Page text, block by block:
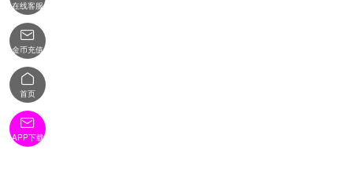
在线客服

金币充值

首页

APP下载